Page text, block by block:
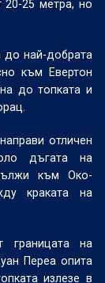
20-25 метра, но
до най-добрата
към Евертон
до топката и
отличен
дъгата на
към Око-
краката на
границата на
Переа опита
излезе в